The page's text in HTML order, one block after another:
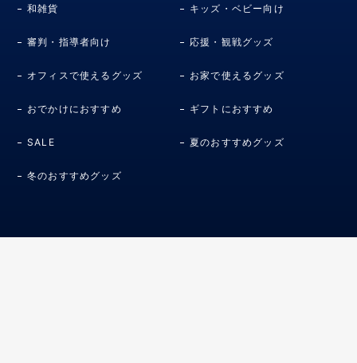
和雑貨 キッズ・ベビー向け
審判・指導者向け 応援・観戦グッズ
オフィスで使えるグッズ お家で使えるグッズ
おでかけにおすすめ ギフトにおすすめ
SALE 夏のおすすめグッズ
冬のおすすめグッズ